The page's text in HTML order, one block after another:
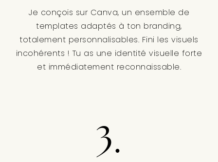
Je conçois sur Canva, un ensemble de
templates adaptés à ton branding,
totalement personnalisables. Fini les visuels
incohérents ! Tu as une identité visuelle forte
et immédiatement reconnaissable.
3.